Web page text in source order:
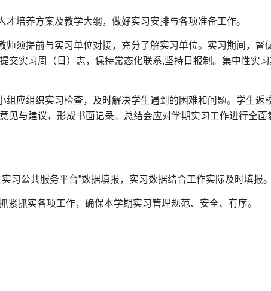
培养方案及教学大纲，做好实习安排与各项准备工作。
师须提前与实习单位对接，充分了解实习单位。实习期间，督
交实习周（日）志，保持常态化联系,坚持日报制。集中性实
组应组织实习检查，及时解决学生遇到的困难和问题。学生
见与建议，形成书面记录。总结会应对学期实习工作进行全
习公共服务平台”数据填报，实习数据结合工作实际及时填报。
紧抓实各项工作，确保本学期实习管理规范、安全、有序。